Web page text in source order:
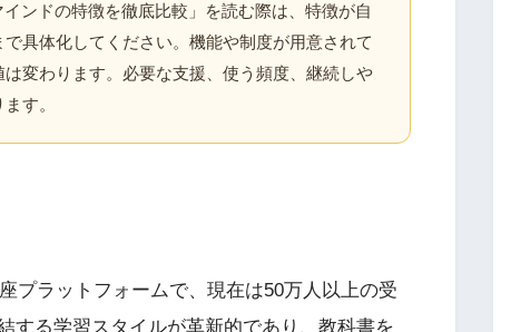
ンドの特徴を徹底比較」を読む際は、特徴が自
具体化してください。機能や制度が用意されて
変わります。必要な支援、使う頻度、継続しや
す。
プラットフォームで、現在は50万人以上の受
する学習スタイルが革新的であり、教科書を